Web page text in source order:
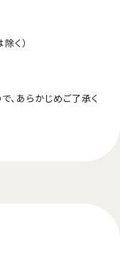
く）
、あらかじめご了承く